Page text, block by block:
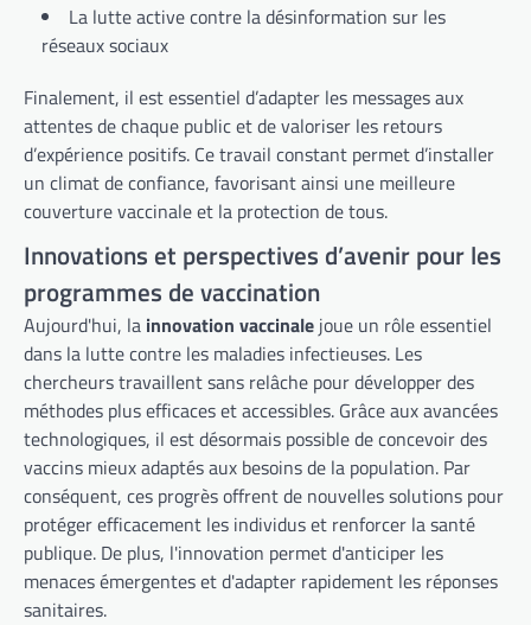
La lutte active contre la désinformation sur les
réseaux sociaux
Finalement, il est essentiel d’adapter les messages aux
attentes de chaque public et de valoriser les retours
d’expérience positifs. Ce travail constant permet d’installer
un climat de confiance, favorisant ainsi une meilleure
couverture vaccinale et la protection de tous.
Innovations et perspectives d’avenir pour les
programmes de vaccination
Aujourd'hui, la innovation vaccinale joue un rôle essentiel
dans la lutte contre les maladies infectieuses. Les
chercheurs travaillent sans relâche pour développer des
méthodes plus efficaces et accessibles. Grâce aux avancées
technologiques, il est désormais possible de concevoir des
vaccins mieux adaptés aux besoins de la population. Par
conséquent, ces progrès offrent de nouvelles solutions pour
protéger efficacement les individus et renforcer la santé
publique. De plus, l'innovation permet d'anticiper les
menaces émergentes et d'adapter rapidement les réponses
sanitaires.